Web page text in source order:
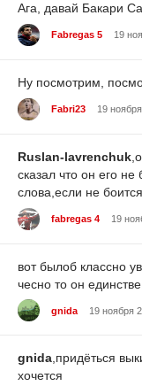
Ага, давай Бакари
Fabregas 5 19
Ну посмотрим,
Fabri23 19
Ruslan-lavrenchuk
сказал что он его не
слова,если не
fabregas 4 19
вот былоб классно
чесно то он
gnida 19 ноября
gnida,придёться
хочется